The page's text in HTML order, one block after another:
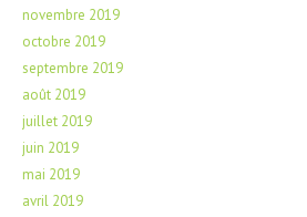
novembre 2019
octobre 2019
septembre 2019
août 2019
juillet 2019
juin 2019
mai 2019
avril 2019